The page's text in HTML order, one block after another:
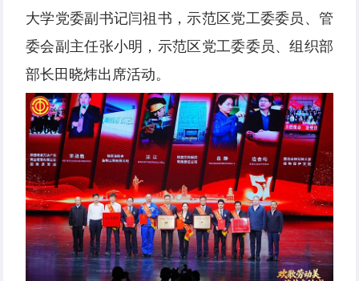
大学党委副书记闫祖书，示范区党工委委员、管
委会副主任张小明，示范区党工委委员、组织部
部长田晓炜出席活动。